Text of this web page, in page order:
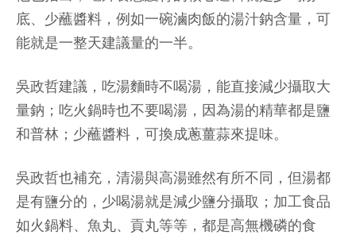
底、少蘸醬料，例如一碗滷肉飯的湯汁鈉含量，可
能就是一整天建議量的一半。
吳政哲建議，吃湯麵時不喝湯，能直接減少攝取大
量鈉；吃火鍋時也不要喝湯，因為湯的精華都是鹽
和普林；少蘸醬料，可換成蔥薑蒜來提味。
吳政哲也補充，清湯與高湯雖然有所不同，但湯都
是有鹽分的，少喝湯就是減少鹽分攝取；加工食品
如火鍋料、魚丸、貢丸等等，都是高無機磷的食